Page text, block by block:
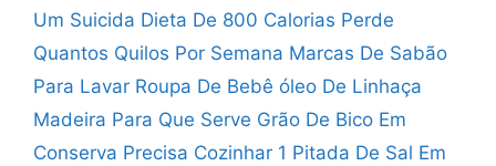
Um Suicida Dieta De 800 Calorias Perde
Quantos Quilos Por Semana Marcas De Sabão
Para Lavar Roupa De Bebê óleo De Linhaça
Madeira Para Que Serve Grão De Bico Em
Conserva Precisa Cozinhar 1 Pitada De Sal Em